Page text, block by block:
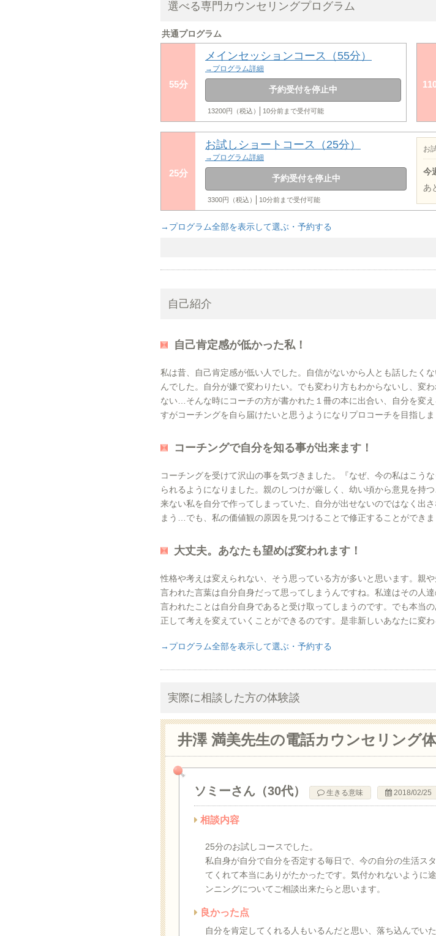
選べる専門カウンセリングプログラム
共通プログラム
55分
メインセッションコース（55分）
→プログラム詳細
予約受付を停止中
13200円（税込） 10分前まで受付可能
25分
お試しショートコース（25分）
→プログラム詳細
予約受付を停止中
3300円（税込） 10分前まで受付可能
お
今
あ
→プログラム全部を表示して選ぶ・予約する
自己紹介
自己肯定感が低かった私！
私は昔、自己肯定感が低い人でした。自信がないから人とも話したく
んでした。自分が嫌で変わりたい。でも変わり方もわからないし、変
ない…そんな時にコーチの方が書かれた１冊の本に出合い、自分を変
すがコーチングを自ら届けたいと思うようになりプロコーチを目指しま
コーチングで自分を知る事が出来ます！
コーチングを受けて沢山の事を気づきました。『なぜ、今の私はこう
られるようになりました。親のしつけが厳しく、幼い頃から意見を持
来ない私を自分で作ってしまっていた、自分が出せないのではなく出
まう…でも、私の価値観の原因を見つけることで修正することができま
大丈夫。あなたも望めば変われます！
性格や考えは変えられない、そう思っている方が多いと思います。親
言われた言葉は自分自身だって思ってしまうんですね。私達はその人
言われたことは自分自身であると受け取ってしまうのです。でも本当
正して考えを変えていくことができるのです。是非新しいあなたに変わ
→プログラム全部を表示して選ぶ・予約する
実際に相談した方の体験談
井澤 満美先生の電話カウンセリング
ソミーさん（30代） 生きる意味 2018/02/25
相談内容
25分のお試しコースでした。
私自身が自分で自分を否定する毎日で、今の自分の生活ス
てくれて本当にありがたかったです。気付かれないように
ンニングについてご相談出来たらと思います。
良かった点
自分を肯定してくれる人もいるんだと思い、落ち込んでい